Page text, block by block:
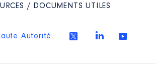
/ DOCUMENTS UTILES
Autorité